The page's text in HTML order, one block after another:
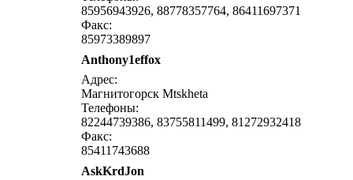
85956943926, 88778357764, 86411697371
Факс:
85973389897
Anthony1effox
Адрес:
Магнитогорск Mtskheta
Телефоны:
82244739386, 83755811499, 81272932418
Факс:
85411743688
AskKrdJon